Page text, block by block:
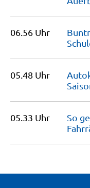
06.56 Uhr
05.48 Uhr
05.33 Uhr
So